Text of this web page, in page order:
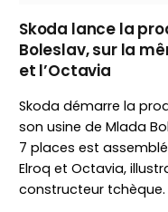
Skoda lance la
Boleslav, sur la
et l’Octavia
Skoda démarre la
son usine de Mlada
7 places est
Elroq et Octavia,
constructeur tchèque.